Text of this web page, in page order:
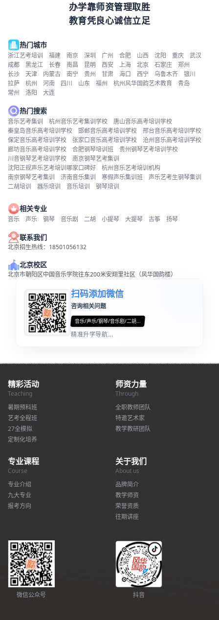
办学靠师资管理取胜
教育凭良心诚信立足
热门城市
浙江艺考培训 福建 南京 深圳 广州 合肥 山西 沈阳 重庆
武汉
成都
黑龙江 长春 南昌 昆明 西安 上海 北京 石家庄
郑州
长沙
天津 内蒙古 南宁 贵州 甘肃 海口 西宁 乌鲁木齐
银川
拉萨
杭州 河南 四川 山东 福州 杭州风华国韵艺术教育
青岛
常州
洛阳 大连
热门搜索
音乐艺考集训 杭州音乐艺考集训学校
唐山音乐高考培训学校
秦皇岛音乐高考培训学校
邯郸音乐高考培训学校
邢台音乐高考培训学校
保定音乐高考培训学校
张家口音乐高考培训学校
沧州音乐高考培训学校
廊坊音乐高考培训学校
合肥钢琴培训班
贵州钢琴艺考培训学校
川音钢琴艺考培训学校
南京钢琴艺考集训
沈阳正规声乐艺考培训哪家口碑好
杭州音乐艺考培训机构
南京钢琴艺考集训
济南音乐集训 寒假声乐集训班
声乐艺考生钢琴集训
二胡培训
器乐培训 音乐培训 钢琴培训
相关专业
音乐 声乐 钢琴 音乐剧 二胡 小提琴 大提琴 古筝 扬琴
联系我们
北京招生热线：18501056132
北京校区
北京市朝阳区中国音乐学院往东200米安翔里社区（风华国韵楼）
扫码添加微信
咨询相关问题
音乐/声乐/钢琴/音乐剧/二胡...
精准升学导航...
精彩活动
Teaching
暑期预科班
艺考全程班
27全模拟
定制化培养
师资力量
Through
全职教师团队
特邀艺术家
教学教研团队
专业课程
Course
专业介绍
九大专业
报考方向
关于我们
About us
品牌简介
教学师资
荣誉资质
往期讲座
微信公众号 抖音